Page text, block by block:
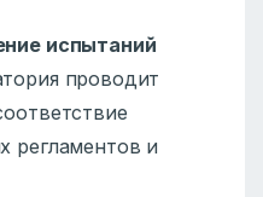
испытаний
проводит
регламентов и